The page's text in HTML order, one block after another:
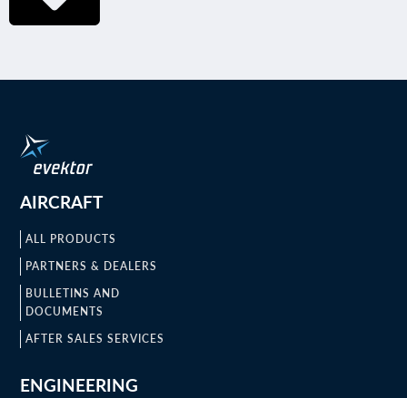
AIRCRAFT
ALL PRODUCTS
PARTNERS & DEALERS
BULLETINS AND
DOCUMENTS
AFTER SALES SERVICES
ENGINEERING